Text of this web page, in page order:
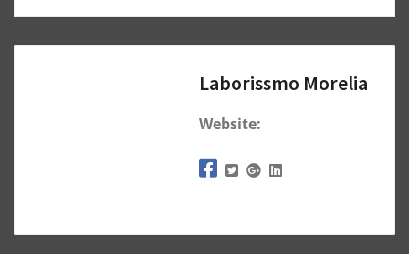
Laborissmo Morelia
Website: